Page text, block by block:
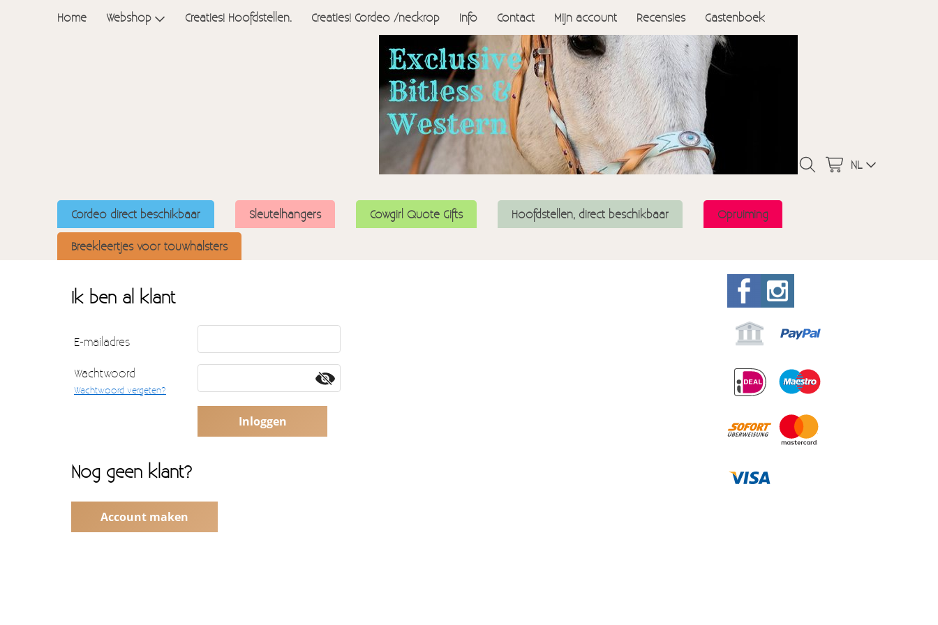
Home Webshop Creaties! Hoofdstellen. Creaties! Cordeo /neckrop Info Contact Mijn account Recensies Gastenboek
NL
Cordeo direct beschikbaar Sleutelhangers Cowgirl Quote Gifts Hoofdstellen, direct beschikbaar
Opruiming
Breekleertjes voor touwhalsters
Ik ben al klant
E-mailadres
Wachtwoord
Wachtwoord vergeten?
Nog geen klant?
Account maken